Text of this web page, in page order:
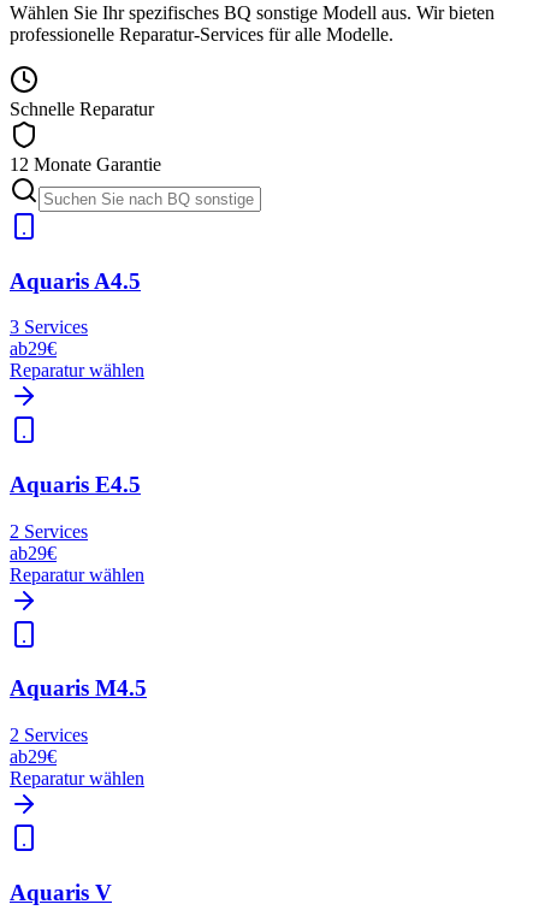
Wählen Sie Ihr spezifisches BQ sonstige Modell aus. Wir bieten
professionelle Reparatur-Services für alle Modelle.
Schnelle Reparatur
12 Monate Garantie
Aquaris A4.5
3 Services
ab29€
Reparatur wählen
Aquaris E4.5
2 Services
ab29€
Reparatur wählen
Aquaris M4.5
2 Services
ab29€
Reparatur wählen
Aquaris V